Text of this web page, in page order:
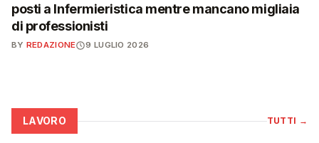
posti a Infermieristica mentre mancano migliaia
di professionisti
BY REDAZIONE 9 LUGLIO 2026
LAVORO TUTTI →